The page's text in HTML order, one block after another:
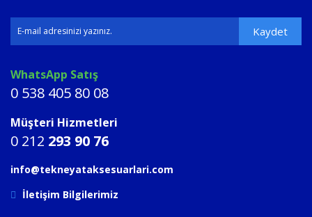
Kaydet
WhatsApp Satış
0 538 405 80 08
Müşteri Hizmetleri
0 212 293 90 76
info@tekneyataksesuarlari.com
İletişim Bilgilerimiz